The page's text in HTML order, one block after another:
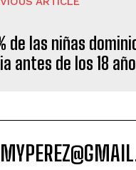
de las niñas
antes de los 18